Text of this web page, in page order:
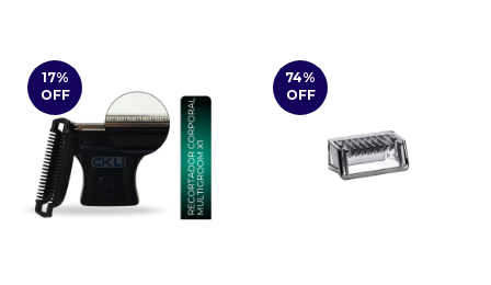
17%
OFF
74%
OFF